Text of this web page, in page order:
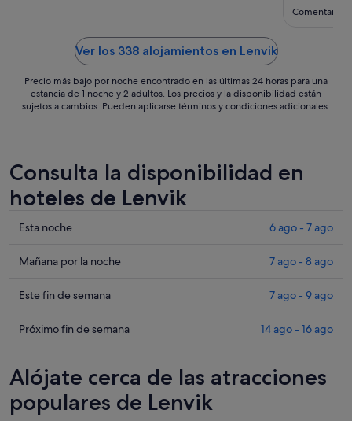
9
ago
Comentario
Ver los 338 alojamientos en Lenvik
Precio más bajo por noche encontrado en las últimas 24 horas para una
estancia de 1 noche y 2 adultos. Los precios y la disponibilidad están
sujetos a cambios. Pueden aplicarse términos y condiciones adicionales.
Consulta la disponibilidad en
hoteles de Lenvik
Comprueba
precios
Lenvik
esta
ago
7
Esta noche 6 ago - 7 ago
Comprueba
precios
Lenvik
por
noche,
Mañana por la noche 7 ago - 8 ago
Comprueba
precios
para
fin
Este fin de semana 7 ago - 9 ago
Comprueba
en
Lenvik
para
Próximo fin de semana 14 ago - 16 ago
Alójate cerca de las atracciones
populares de Lenvik